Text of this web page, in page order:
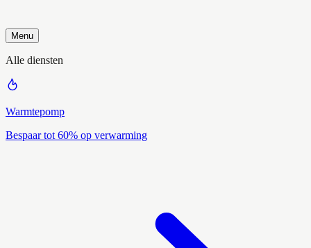
Menu
Alle diensten
Warmtepomp
Bespaar tot 60% op verwarming